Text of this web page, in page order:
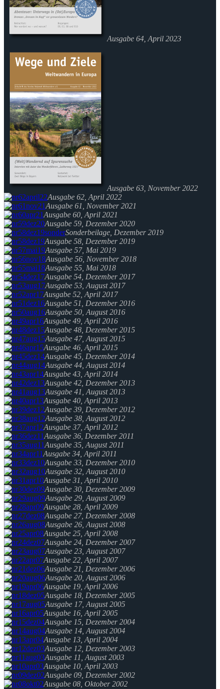
Ausgabe 64, April 2023
Ausgabe 63, November 2022
Ausgabe 62, April 2022
Ausgabe 61, November 2021
Ausgabe 60, April 2021
Ausgabe 59, Dezember 2020
Sonderbeilage, Dezember 2019
Ausgabe 58, Dezember 2019
Ausgabe 57, Mai 2019
Ausgabe 56, November 2018
Ausgabe 55, Mai 2018
Ausgabe 54, Dezember 2017
Ausgabe 53, August 2017
Ausgabe 52, April 2017
Ausgabe 51, Dezember 2016
Ausgabe 50, August 2016
Ausgabe 49, April 2016
Ausgabe 48, Dezember 2015
Ausgabe 47, August 2015
Ausgabe 46, April 2015
Ausgabe 45, Dezember 2014
Ausgabe 44, August 2014
Ausgabe 43, April 2014
Ausgabe 42, Dezember 2013
Ausgabe 41, August 2013
Ausgabe 40, April 2013
Ausgabe 39, Dezember 2012
Ausgabe 38, August 2012
Ausgabe 37, April 2012
Ausgabe 36, Dezember 2011
Ausgabe 35, August 2011
Ausgabe 34, April 2011
Ausgabe 33, Dezember 2010
Ausgabe 32, August 2010
Ausgabe 31, April 2010
Ausgabe 30, Dezember 2009
Ausgabe 29, August 2009
Ausgabe 28, April 2009
Ausgabe 27, Dezember 2008
Ausgabe 26, August 2008
Ausgabe 25, April 2008
Ausgabe 24, Dezember 2007
Ausgabe 23, August 2007
Ausgabe 22, April 2007
Ausgabe 21, Dezember 2006
Ausgabe 20, August 2006
Ausgabe 19, April 2006
Ausgabe 18, Dezember 2005
Ausgabe 17, August 2005
Ausgabe 16, April 2005
Ausgabe 15, Dezember 2004
Ausgabe 14, August 2004
Ausgabe 13, April 2004
Ausgabe 12, Dezember 2003
Ausgabe 11, August 2003
Ausgabe 10, April 2003
Ausgabe 09, Dezember 2002
Ausgabe 08, Oktober 2002